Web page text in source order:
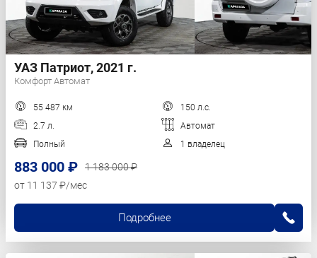
УАЗ Патриот, 2021 г.
Комфорт Автомат
55 487 км
150 л.с.
2.7 л.
Автомат
Полный
1 владелец
883 000 ₽
1 183 000 ₽
от 11 137 ₽/мес
Подробнее